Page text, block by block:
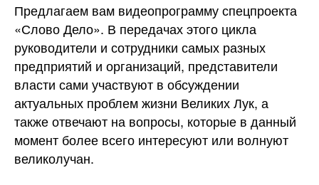
Предлагаем вам видеопрограмму спецпроекта
«Слово Дело». В передачах этого цикла
руководители и сотрудники самых разных
предприятий и организаций, представители
власти сами участвуют в обсуждении
актуальных проблем жизни Великих Лук, а
также отвечают на вопросы, которые в данный
момент более всего интересуют или волнуют
великолучан.